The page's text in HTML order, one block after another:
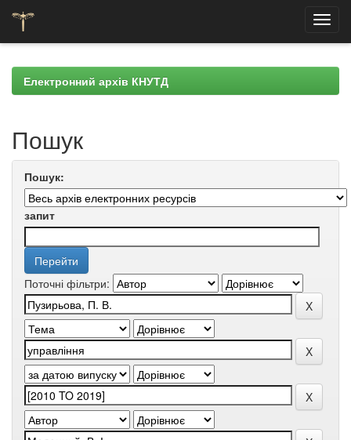
navigationЕлектронний архів КНУТД
Пошук
Пошук:
запит
Поточні фільтри: